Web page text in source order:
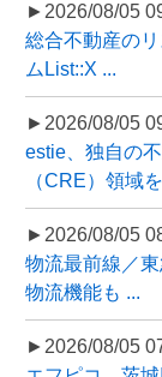
►2026/08/05
総合不動産の
ムList::X ...
►2026/08/05
estie、独自の
（CRE）領域
►2026/08/05
物流最前線／
物流機能も ...
►2026/08/05